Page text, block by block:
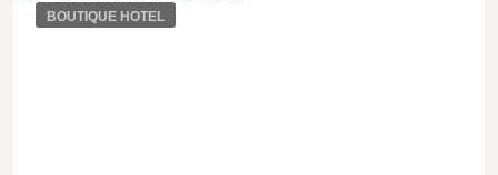
BOUTIQUE HOTEL